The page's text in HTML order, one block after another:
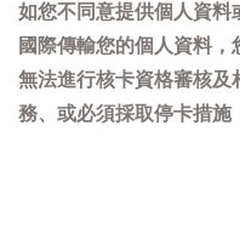
如您不同意提供個人資料
國際傳輸您的個人資料
無法進行核卡資格審核及
務、或必須採取停卡措施